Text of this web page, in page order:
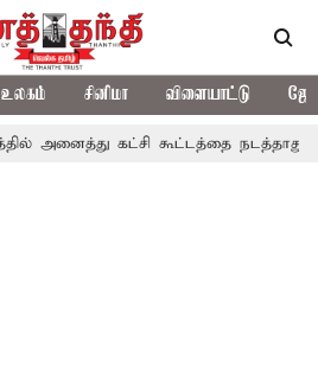
உலகம் சினிமா விளையாட்டு
கட்சி கூட்டத்தை நடத்தாது ஏன்?